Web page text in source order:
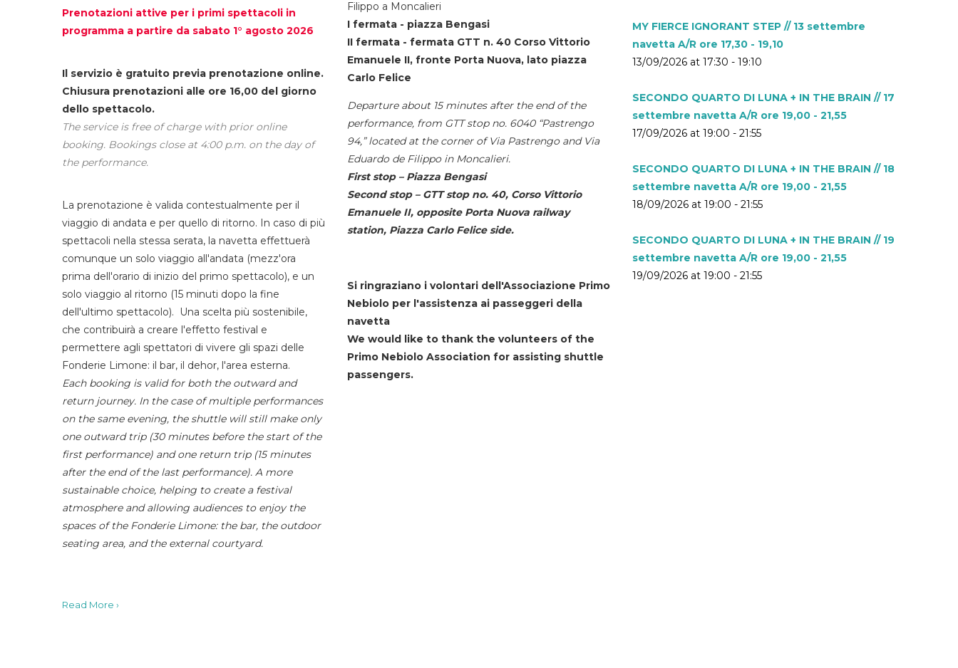
Prenotazioni attive per i primi spettacoli in
programma a partire da sabato 1° agosto 2026
Il servizio è gratuito previa prenotazione online.
Chiusura prenotazioni alle ore 16,00 del giorno
dello spettacolo.
The service is free of charge with prior online
booking. Bookings close at 4:00 p.m. on the day of
the performance.
La prenotazione è valida contestualmente per il
viaggio di andata e per quello di ritorno. In caso di più
spettacoli nella stessa serata, la navetta effettuerà
comunque un solo viaggio all'andata (mezz'ora
prima dell'orario di inizio del primo spettacolo), e un
solo viaggio al ritorno (15 minuti dopo la fine
dell'ultimo spettacolo). Una scelta più sostenibile,
che contribuirà a creare l'effetto festival e
permettere agli spettatori di vivere gli spazi delle
Fonderie Limone: il bar, il dehor, l'area esterna.
Each booking is valid for both the outward and
return journey. In the case of multiple performances
on the same evening, the shuttle will still make only
one outward trip (30 minutes before the start of the
first performance) and one return trip (15 minutes
after the end of the last performance). A more
sustainable choice, helping to create a festival
atmosphere and allowing audiences to enjoy the
spaces of the Fonderie Limone: the bar, the outdoor
seating area, and the external courtyard.
Filippo a Moncalieri
I fermata - piazza Bengasi
II fermata - fermata GTT n. 40 Corso Vittorio
Emanuele II, fronte Porta Nuova, lato piazza
Carlo Felice
Departure about 15 minutes after the end of the
performance, from GTT stop no. 6040 “Pastrengo
94,” located at the corner of Via Pastrengo and Via
Eduardo de Filippo in Moncalieri.
First stop – Piazza Bengasi
Second stop – GTT stop no. 40, Corso Vittorio
Emanuele II, opposite Porta Nuova railway
station, Piazza Carlo Felice side.
Si ringraziano i volontari dell'Associazione Primo
Nebiolo per l'assistenza ai passeggeri della
navetta
We would like to thank the volunteers of the
Primo Nebiolo Association for assisting shuttle
passengers.
MY FIERCE IGNORANT STEP // 13 settembre
navetta A/R ore 17,30 - 19,10
13/09/2026 at 17:30 - 19:10
SECONDO QUARTO DI LUNA + IN THE BRAIN // 17
settembre navetta A/R ore 19,00 - 21,55
17/09/2026 at 19:00 - 21:55
SECONDO QUARTO DI LUNA + IN THE BRAIN // 18
settembre navetta A/R ore 19,00 - 21,55
18/09/2026 at 19:00 - 21:55
SECONDO QUARTO DI LUNA + IN THE BRAIN // 19
settembre navetta A/R ore 19,00 - 21,55
19/09/2026 at 19:00 - 21:55
Read More ›